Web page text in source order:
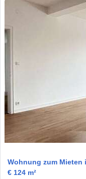
Wohnung zum Mieten
€ 124 m²